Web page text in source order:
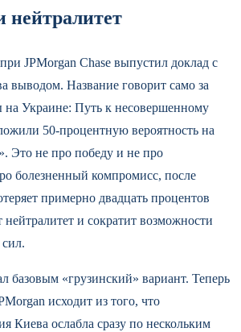
нейтралитет
JPMorgan Chase выпустил доклад с
выводом. Название говорит само за
Украине: Путь к несовершенному
50-процентную вероятность на
Это не про победу и не про
болезненный компромисс, после
примерно двадцать процентов
нейтралитет и сократит возможности
базовым «грузинский» вариант. Теперь
исходит из того, что
Киева ослабла сразу по нескольким